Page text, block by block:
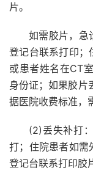
片。
如需胶片，急
登记台联系打印；
或患者姓名在CT
身份证；如果胶片
据医院收费标准，
(2)丢失补打
打；住院患者如需
登记台联系打印胶